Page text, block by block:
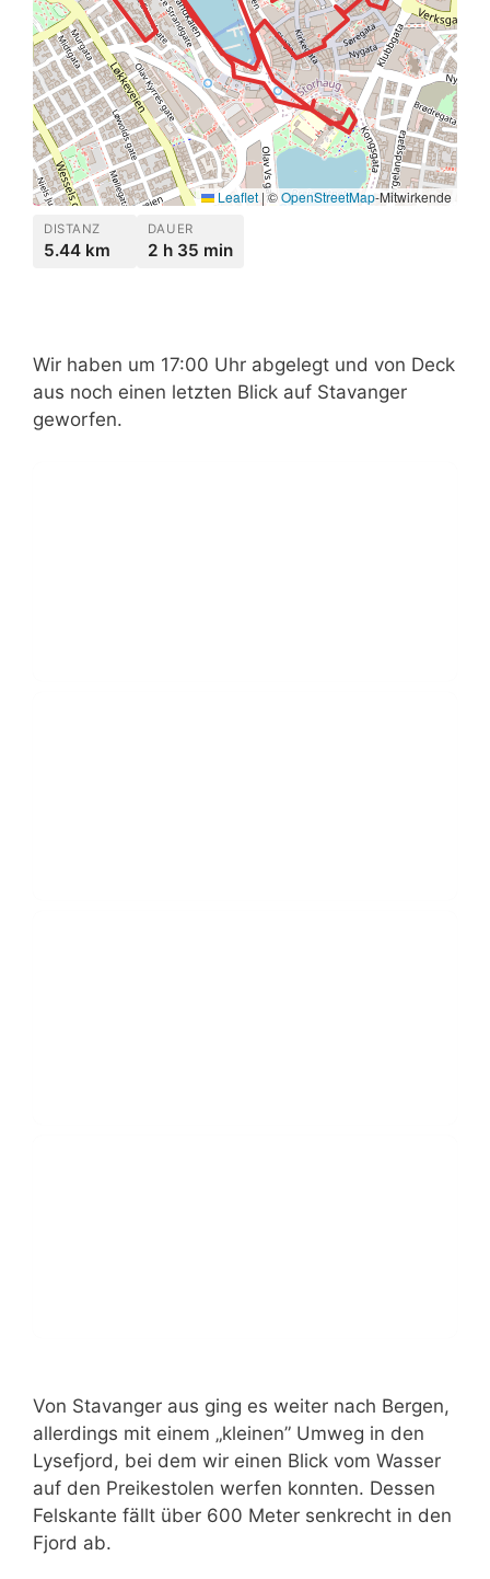
Leaflet |©OpenStreetMap-Mitwirkende
DISTANZ
5.44 km
DAUER
2 h 35 min
Wir haben um 17:00 Uhr abgelegt und von Deck
aus noch einen letzten Blick auf Stavanger
geworfen.
Von Stavanger aus ging es weiter nach Bergen,
allerdings mit einem „kleinen” Umweg in den
Lysefjord, bei dem wir einen Blick vom Wasser
auf den Preikestolen werfen konnten. Dessen
Felskante fällt über 600 Meter senkrecht in den
Fjord ab.